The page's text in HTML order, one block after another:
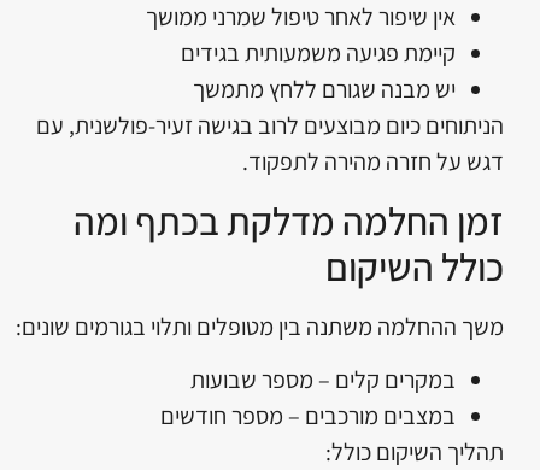
אין שיפור לאחר טיפול שמרני ממושך
קיימת פגיעה משמעותית בגידים
יש מבנה שגורם ללחץ מתמשך
הניתוחים כיום מבוצעים לרוב בגישה זעיר-פולשנית, עם
דגש על חזרה מהירה לתפקוד.
זמן החלמה מדלקת בכתף ומה
כולל השיקום
משך ההחלמה משתנה בין מטופלים ותלוי בגורמים שונים:
במקרים קלים – מספר שבועות
במצבים מורכבים – מספר חודשים
תהליך השיקום כולל: